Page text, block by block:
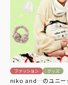
ファッション グッズ
niko and…のユニー